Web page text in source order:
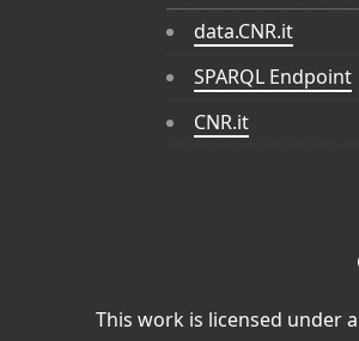
data.CNR.it
SPARQL Endpoint
CNR.it
This work is licensed under a